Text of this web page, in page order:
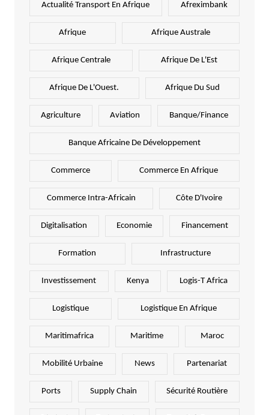
Actualité Transport En Afrique Afreximbank
Afrique Afrique Australe
Afrique Centrale Afrique De L'Est
Afrique De L'Ouest. Afrique Du Sud
Agriculture Aviation Banque/Finance
Banque Africaine De Développement
Commerce Commerce En Afrique
Commerce Intra-Africain Côte D'Ivoire
Digitalisation Economie Financement
Formation Infrastructure
Investissement Kenya Logis-T Africa
Logistique Logistique En Afrique
Maritimafrica Maritime Maroc
Mobilité Urbaine News Partenariat
Ports Supply Chain Sécurité Routière